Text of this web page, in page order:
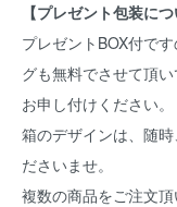
【プレゼント包装につ
プレゼントBOX付で
グも無料でさせて頂
お申し付けください。
箱のデザインは、随
ださいませ。
複数の商品をご注文